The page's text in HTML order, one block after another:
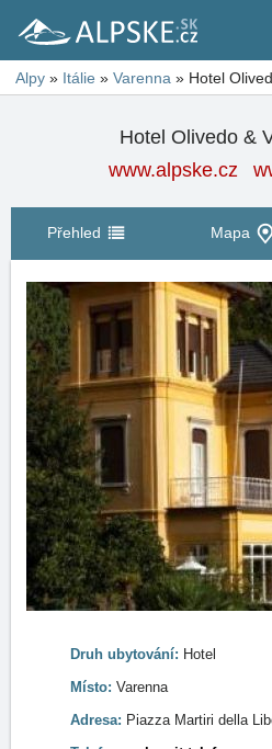
Alpy » Itálie » Varenna » Hotel
Hotel Olivedo &
www.alpske.cz
Přehled Mapa
Druh ubytování: Hotel
Místo: Varenna
Adresa: Piazza Martiri della